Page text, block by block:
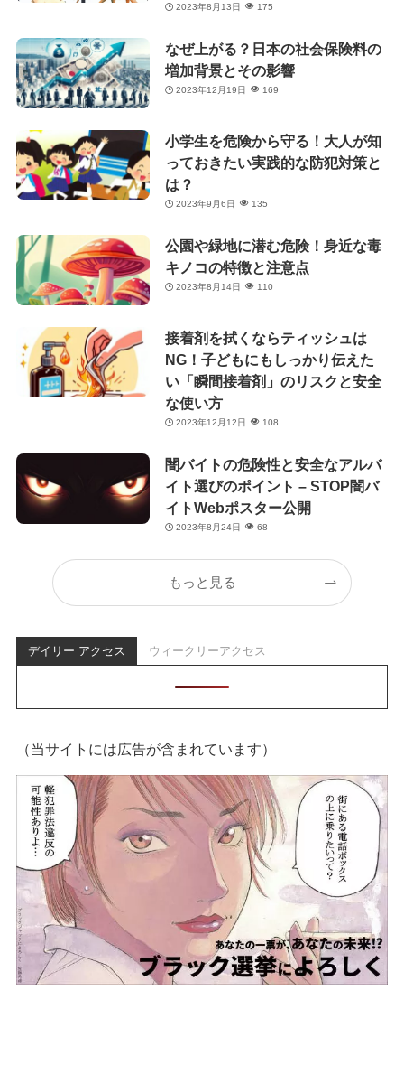
2023年8月13日 175
なぜ上がる？日本の社会保険料の
増加背景とその影響
2023年12月19日 169
小学生を危険から守る！大人が知
っておきたい実践的な防犯対策と
は？
2023年9月6日 135
公園や緑地に潜む危険！身近な毒
キノコの特徴と注意点
2023年8月14日 110
接着剤を拭くならティッシュは
NG！子どもにもしっかり伝えた
い「瞬間接着剤」のリスクと安全
な使い方
2023年12月12日 108
闇バイトの危険性と安全なアルバ
イト選びのポイント – STOP闇バ
イトWebポスター公開
2023年8月24日 68
もっと見る
デイリー アクセス ウィークリーアクセス
（当サイトには広告が含まれています）